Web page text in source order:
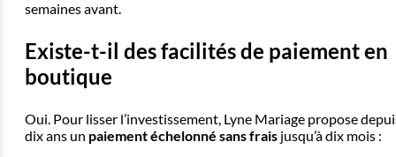
semaines avant.
Existe-t-il des facilités de paiement en
boutique
Oui. Pour lisser l’investissement, Lyne Mariage propose
dix ans un paiement échelonné sans frais jusqu’à dix mois :